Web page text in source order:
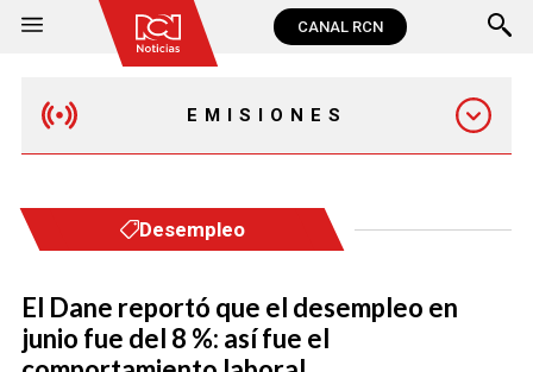
CANAL RCN
EMISIONES
EMISIÓN 7:00 PM
Desempleo
El Dane reportó que el desempleo en
junio fue del 8 %: así fue el